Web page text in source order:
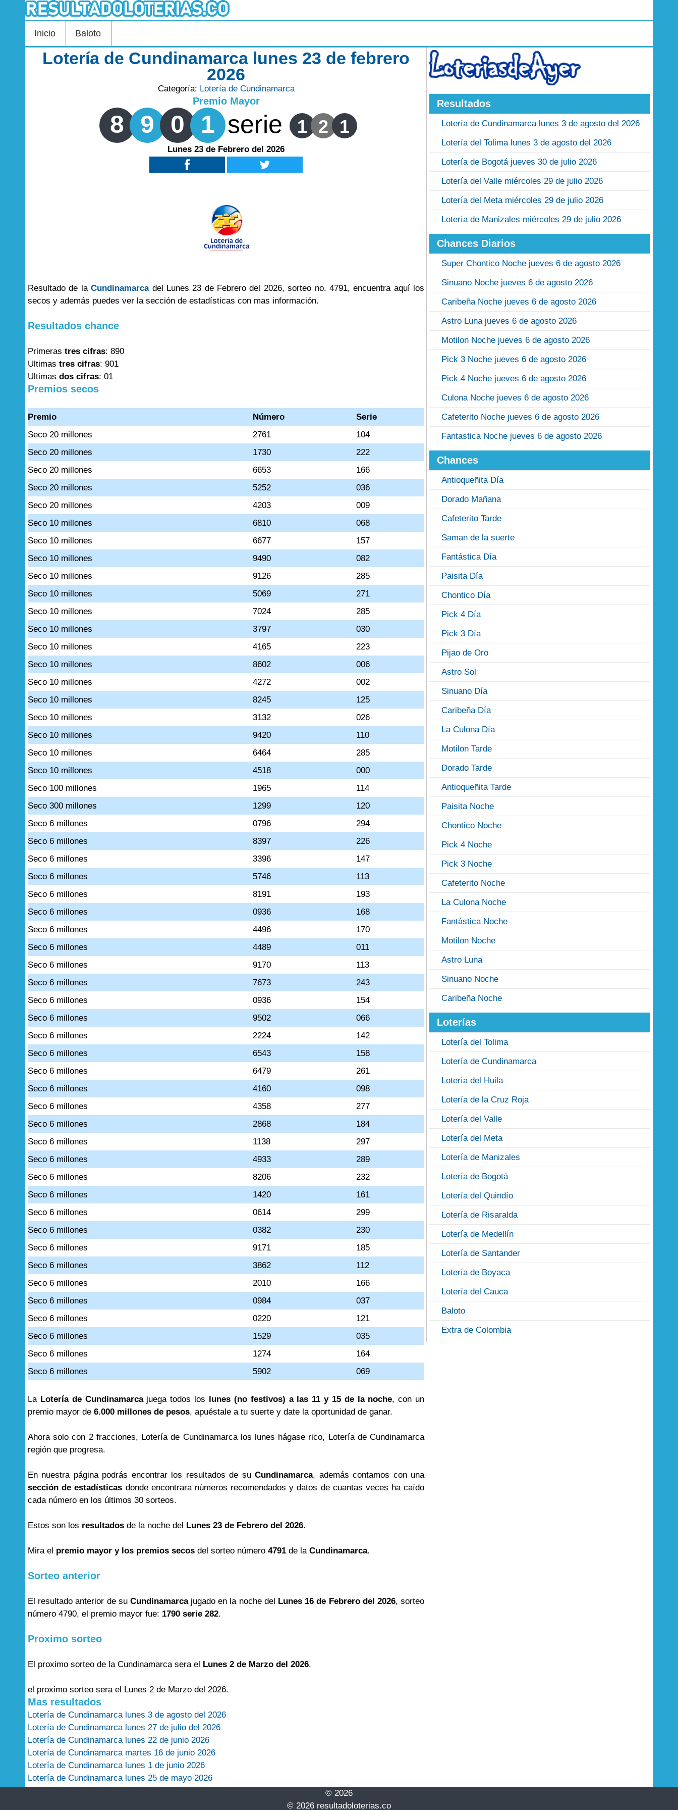
Inicio Baloto
Lotería de Cundinamarca lunes 23 de febrero
2026
Categoría: Lotería de Cundinamarca
Premio Mayor
8 9 0 1 serie 1 2 1
Lunes 23 de Febrero del 2026
Resultado de laCundinamarcadel Lunes 23 de Febrero del 2026, sorteo no. 4791, encuentra aquí los
secos y además puedes ver la sección de estadísticas con mas información.
Resultados chance
Primeras tres cifras: 890
Ultimas tres cifras: 901
Ultimas dos cifras: 01
Premios secos
Premio Número
Serie
Seco 20 millones
2761
104
Seco 20 millones
1730
222
Seco 20 millones
6653
166
Seco 20 millones
5252
036
Seco 20 millones
4203
009
Seco 10 millones
6810
068
Seco 10 millones
6677
157
Seco 10 millones
9490
082
Seco 10 millones
9126
285
Seco 10 millones
5069
271
Seco 10 millones
7024
285
Seco 10 millones
3797
030
Seco 10 millones
4165
223
Seco 10 millones
8602
006
Seco 10 millones
4272
002
Seco 10 millones
8245
125
Seco 10 millones
3132
026
Seco 10 millones
9420
110
Seco 10 millones
6464
285
Seco 10 millones
4518
000
Seco 100 millones
1965
114
Seco 300 millones
1299
120
Seco 6 millones
0796
294
Seco 6 millones
8397
226
Seco 6 millones
3396
147
Seco 6 millones
5746
113
Seco 6 millones
8191
193
Seco 6 millones
0936
168
Seco 6 millones
4496
170
Seco 6 millones
4489
011
Seco 6 millones
9170
113
Seco 6 millones
7673
243
Seco 6 millones
0936
154
Seco 6 millones
9502
066
Seco 6 millones
2224
142
Seco 6 millones
6543
158
Seco 6 millones
6479
261
Seco 6 millones
4160
098
Seco 6 millones
4358
277
Seco 6 millones
2868
184
Seco 6 millones
1138
297
Seco 6 millones
4933
289
Seco 6 millones
8206
232
Seco 6 millones
1420
161
Seco 6 millones
0614
299
Seco 6 millones
0382
230
Seco 6 millones
9171
185
Seco 6 millones
3862
112
Seco 6 millones
2010
166
Seco 6 millones
0984
037
Seco 6 millones
0220
121
Seco 6 millones
1529
035
Seco 6 millones
1274
164
Seco 6 millones
5902 069
La Lotería de Cundinamarcajuega todos los lunes (no festivos) a las 11 y 15 de la noche, con un
premio mayor de 6.000 millones de pesos, apuéstale a tu suerte y date la oportunidad de ganar.
Ahora solo con 2 fracciones, Lotería de Cundinamarca los lunes hágase rico, Lotería de Cundinamarca
región que progresa.
En nuestra página podrás encontrar los resultados de suCundinamarca, además contamos con una
sección de estadísticas donde encontrara números recomendados y datos de cuantas veces ha caído
cada número en los últimos 30 sorteos.
Estos son los resultados de la noche del Lunes 23 de Febrero del 2026.
Mira el premio mayor y los premios secos del sorteo número 4791 de la Cundinamarca.
Sorteo anterior
El resultado anterior de su Cundinamarcajugado en la noche del Lunes 16 de Febrero del 2026, sorteo
número 4790, el premio mayor fue: 1790 serie 282.
Proximo sorteo
El proximo sorteo de la Cundinamarca sera el Lunes 2 de Marzo del 2026.
el proximo sorteo sera el Lunes 2 de Marzo del 2026.
Mas resultados
Lotería de Cundinamarca lunes 3 de agosto del 2026
Lotería de Cundinamarca lunes 27 de julio del 2026
Lotería de Cundinamarca lunes 22 de junio 2026
Lotería de Cundinamarca martes 16 de junio 2026
Lotería de Cundinamarca lunes 1 de junio 2026
Lotería de Cundinamarca lunes 25 de mayo 2026
Resultados
Lotería de Cundinamarca lunes 3 de agosto del 2026
Lotería del Tolima lunes 3 de agosto del 2026
Lotería de Bogotá jueves 30 de julio 2026
Lotería del Valle miércoles 29 de julio 2026
Lotería del Meta miércoles 29 de julio 2026
Lotería de Manizales miércoles 29 de julio 2026
Chances Diarios
Super Chontico Noche jueves 6 de agosto 2026
Sinuano Noche jueves 6 de agosto 2026
Caribeña Noche jueves 6 de agosto 2026
Astro Luna jueves 6 de agosto 2026
Motilon Noche jueves 6 de agosto 2026
Pick 3 Noche jueves 6 de agosto 2026
Pick 4 Noche jueves 6 de agosto 2026
Culona Noche jueves 6 de agosto 2026
Cafeterito Noche jueves 6 de agosto 2026
Fantastica Noche jueves 6 de agosto 2026
Chances
Antioqueñita Día
Dorado Mañana
Cafeterito Tarde
Saman de la suerte
Fantástica Día
Paisita Día
Chontico Día
Pick 4 Día
Pick 3 Día
Pijao de Oro
Astro Sol
Sinuano Día
Caribeña Día
La Culona Día
Motilon Tarde
Dorado Tarde
Antioqueñita Tarde
Paisita Noche
Chontico Noche
Pick 4 Noche
Pick 3 Noche
Cafeterito Noche
La Culona Noche
Fantástica Noche
Motilon Noche
Astro Luna
Sinuano Noche
Caribeña Noche
Loterías
Lotería del Tolima
Lotería de Cundinamarca
Lotería del Huila
Lotería de la Cruz Roja
Lotería del Valle
Lotería del Meta
Lotería de Manizales
Lotería de Bogotá
Lotería del Quindío
Lotería de Risaralda
Lotería de Medellín
Lotería de Santander
Lotería de Boyaca
Lotería del Cauca
Baloto
Extra de Colombia
© 2026
© 2026 resultadoloterias.co